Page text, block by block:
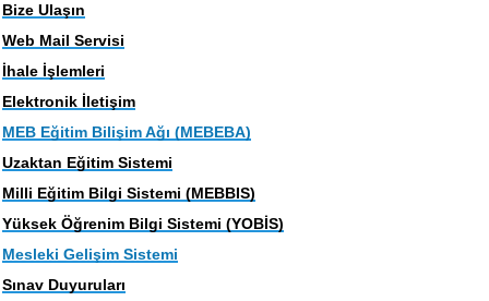
Bize Ulaşın
Web Mail Servisi
İhale İşlemleri
Elektronik İletişim
MEB Eğitim Bilişim Ağı (MEBEBA)
Uzaktan Eğitim Sistemi
Milli Eğitim Bilgi Sistemi (MEBBIS)
Yüksek Öğrenim Bilgi Sistemi (YOBİS)
Mesleki Gelişim Sistemi
Sınav Duyuruları